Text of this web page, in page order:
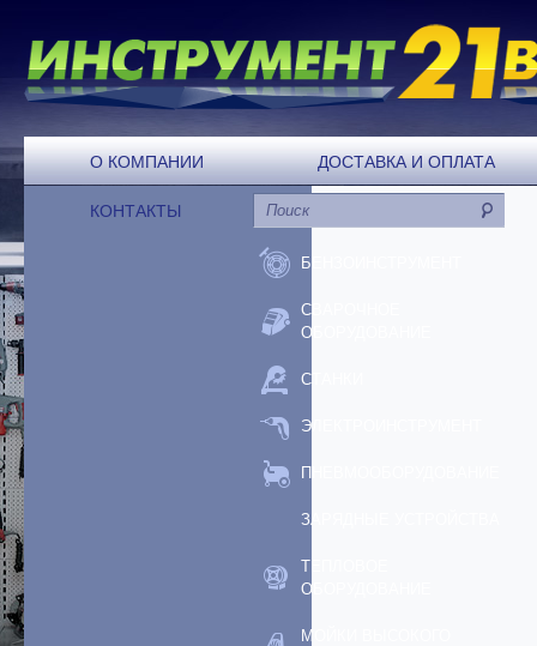
О КОМПАНИИ ДОСТАВКА И ОПЛАТА
КОНТАКТЫ
БЕНЗОИНСТРУМЕНТ
СВАРОЧНОЕ
ОБОРУДОВАНИЕ
СТАНКИ
ЭЛЕКТРОИНСТРУМЕНТ
ПНЕВМООБОРУДОВАНИЕ
ЗАРЯДНЫЕ УСТРОЙСТВА
ТЕПЛОВОЕ
ОБОРУДОВАНИЕ
МОЙКИ ВЫСОКОГО